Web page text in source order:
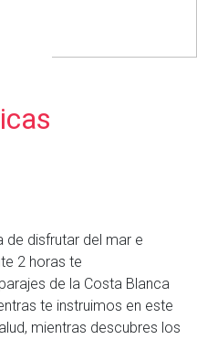
de disfrutar del mar e
2 horas te
de la Costa Blanca
te instruimos en este
mientras descubres los